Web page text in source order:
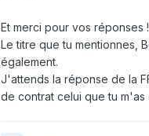
Et merci pour vos réponses !
Le titre que tu mentionnes,
également.
J'attends la réponse de la
de contrat celui que tu